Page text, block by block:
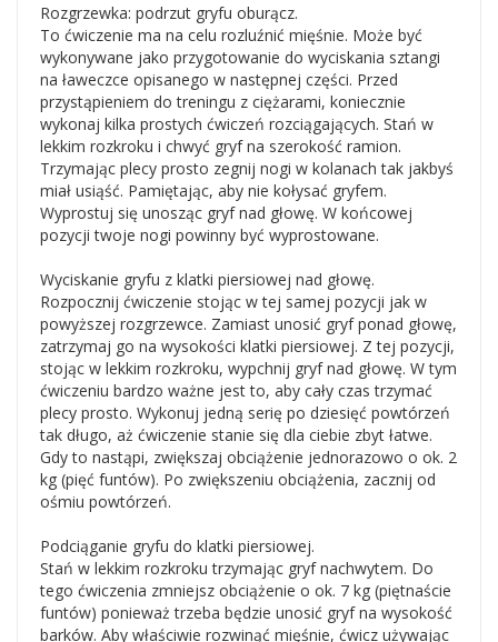
Rozgrzewka: podrzut gryfu oburącz.
To ćwiczenie ma na celu rozluźnić mięśnie. Może być
wykonywane jako przygotowanie do wyciskania sztangi
na ławeczce opisanego w następnej części. Przed
przystąpieniem do treningu z ciężarami, koniecznie
wykonaj kilka prostych ćwiczeń rozciągających. Stań w
lekkim rozkroku i chwyć gryf na szerokość ramion.
Trzymając plecy prosto zegnij nogi w kolanach tak jakbyś
miał usiąść. Pamiętając, aby nie kołysać gryfem.
Wyprostuj się unosząc gryf nad głowę. W końcowej
pozycji twoje nogi powinny być wyprostowane.
Wyciskanie gryfu z klatki piersiowej nad głowę.
Rozpocznij ćwiczenie stojąc w tej samej pozycji jak w
powyższej rozgrzewce. Zamiast unosić gryf ponad głowę,
zatrzymaj go na wysokości klatki piersiowej. Z tej pozycji,
stojąc w lekkim rozkroku, wypchnij gryf nad głowę. W tym
ćwiczeniu bardzo ważne jest to, aby cały czas trzymać
plecy prosto. Wykonuj jedną serię po dziesięć powtórzeń
tak długo, aż ćwiczenie stanie się dla ciebie zbyt łatwe.
Gdy to nastąpi, zwiększaj obciążenie jednorazowo o ok. 2
kg (pięć funtów). Po zwiększeniu obciążenia, zacznij od
ośmiu powtórzeń.
Podciąganie gryfu do klatki piersiowej.
Stań w lekkim rozkroku trzymając gryf nachwytem. Do
tego ćwiczenia zmniejsz obciążenie o ok. 7 kg (piętnaście
funtów) ponieważ trzeba będzie unosić gryf na wysokość
barków. Aby właściwie rozwinąć mięśnie, ćwicz używając